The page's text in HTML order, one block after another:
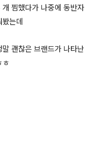
찜했다가 나중에 동반자
는데
괜찮은 브랜드가 나타난
ㅎ